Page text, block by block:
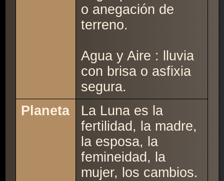
o anegación de
terreno.
Agua y Aire : lluvia
con brisa o asfixia
segura.
Planeta
La Luna es la
fertilidad, la madre,
la esposa, la
femineidad, la
mujer, los cambios.